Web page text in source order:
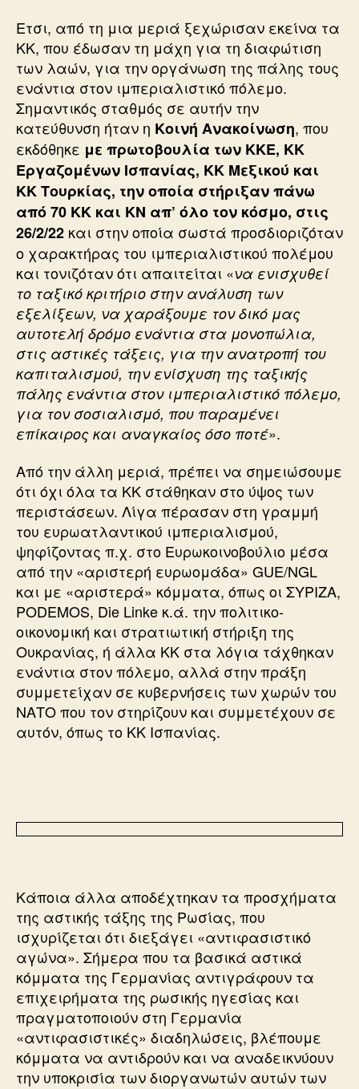
Ετσι, από τη μια μεριά ξεχώρισαν εκείνα τα
ΚΚ, που έδωσαν τη μάχη για τη διαφώτιση
των λαών, για την οργάνωση της πάλης τους
ενάντια στον ιμπεριαλιστικό πόλεμο.
Σημαντικός σταθμός σε αυτήν την
κατεύθυνση ήταν η Κοινή Ανακοίνωση, που
εκδόθηκε με πρωτοβουλία των ΚΚΕ, ΚΚ
Εργαζομένων Ισπανίας, ΚΚ Μεξικού και
ΚΚ Τουρκίας, την οποία στήριξαν πάνω
από 70 ΚΚ και ΚΝ απ’ όλο τον κόσμο, στις
26/2/22 και στην οποία σωστά προσδιοριζόταν
ο χαρακτήρας του ιμπεριαλιστικού πολέμου
και τονιζόταν ότι απαιτείται «να ενισχυθεί
το ταξικό κριτήριο στην ανάλυση των
εξελίξεων, να χαράξουμε τον δικό μας
αυτοτελή δρόμο ενάντια στα μονοπώλια,
στις αστικές τάξεις, για την ανατροπή του
καπιταλισμού, την ενίσχυση της ταξικής
πάλης ενάντια στον ιμπεριαλιστικό πόλεμο,
για τον σοσιαλισμό, που παραμένει
επίκαιρος και αναγκαίος όσο ποτέ».
Από την άλλη μεριά, πρέπει να σημειώσουμε
ότι όχι όλα τα ΚΚ στάθηκαν στο ύψος των
περιστάσεων. Λίγα πέρασαν στη γραμμή
του ευρωατλαντικού ιμπεριαλισμού,
ψηφίζοντας π.χ. στο Ευρωκοινοβούλιο μέσα
από την «αριστερή ευρωομάδα» GUE/NGL
και με «αριστερά» κόμματα, όπως οι ΣΥΡΙΖΑ,
PODEMOS, Die Linke κ.ά. την πολιτικο-
οικονομική και στρατιωτική στήριξη της
Ουκρανίας, ή άλλα ΚΚ στα λόγια τάχθηκαν
ενάντια στον πόλεμο, αλλά στην πράξη
συμμετείχαν σε κυβερνήσεις των χωρών του
ΝΑΤΟ που τον στηρίζουν και συμμετέχουν σε
αυτόν, όπως το ΚΚ Ισπανίας.
Κάποια άλλα αποδέχτηκαν τα προσχήματα
της αστικής τάξης της Ρωσίας, που
ισχυρίζεται ότι διεξάγει «αντιφασιστικό
αγώνα». Σήμερα που τα βασικά αστικά
κόμματα της Γερμανίας αντιγράφουν τα
επιχειρήματα της ρωσικής ηγεσίας και
πραγματοποιούν στη Γερμανία
«αντιφασιστικές» διαδηλώσεις, βλέπουμε
κόμματα να αντιδρούν και να αναδεικνύουν
την υποκρισία των διοργανωτών αυτών των